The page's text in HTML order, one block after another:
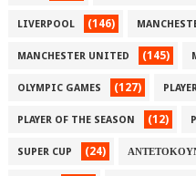
LIVERPOOL (146)
MANCHESTER UNITED (145)
OLYMPIC GAMES (127)
PLAYER OF THE SEASON (12)
SUPER CUP (24)